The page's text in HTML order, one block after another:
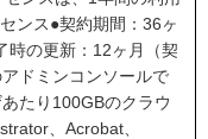
ンス●契約期間：36ヶ
時の更新：12ヶ月（契
ドミンコンソールで
たり100GBのクラウ
、Acrobat、